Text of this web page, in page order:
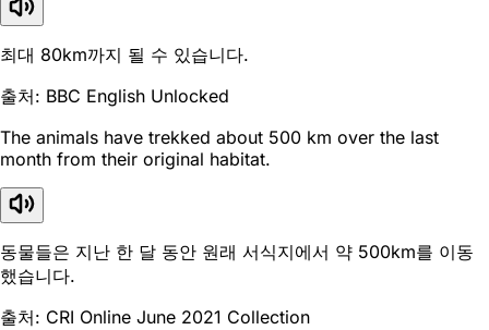
최대 80km까지 될 수 있습니다.
출처: BBC English Unlocked
The animals have trekked about 500 km over the last
month from their original habitat.
동물들은 지난 한 달 동안 원래 서식지에서 약 500km를 이동
했습니다.
출처: CRI Online June 2021 Collection